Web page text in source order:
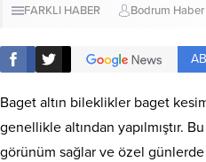
FARKLI HABER Bodrum Haber
Baget altın bileklikler baget
genellikle altından yapılmıştır.
görünüm sağlar ve özel